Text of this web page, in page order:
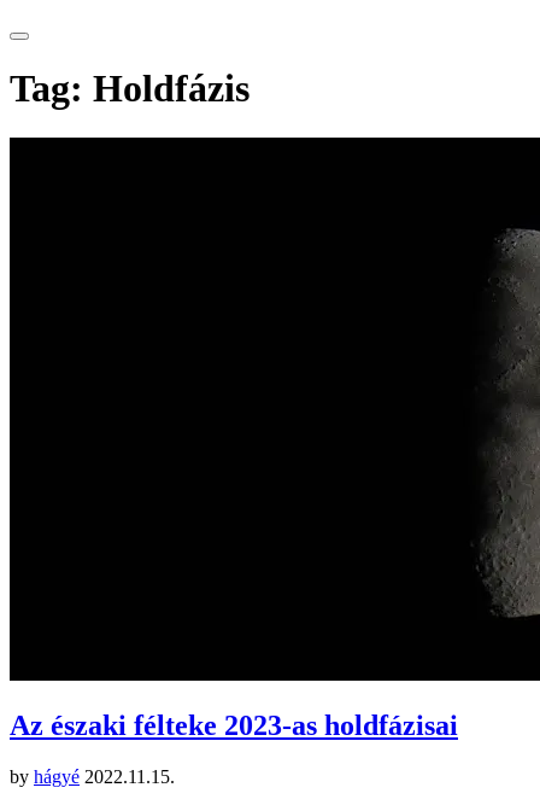
Tag: Holdfázis
Az északi félteke 2023-as holdfázisai
by hágyé 2022.11.15.